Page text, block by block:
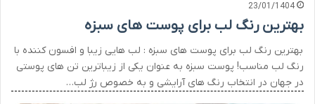
23/01/1404
بهترین رنگ لب برای پوست های سبزه
بهترین رنگ لب برای پوست های سبزه : لب هایی زیبا و افسون کننده با
رنگ لب مناسب! پوست سبزه به عنوان یکی از زیباترین تن های پوستی
در جهان در انتخاب رنگ های آرایشی و به خصوص رژ لب…